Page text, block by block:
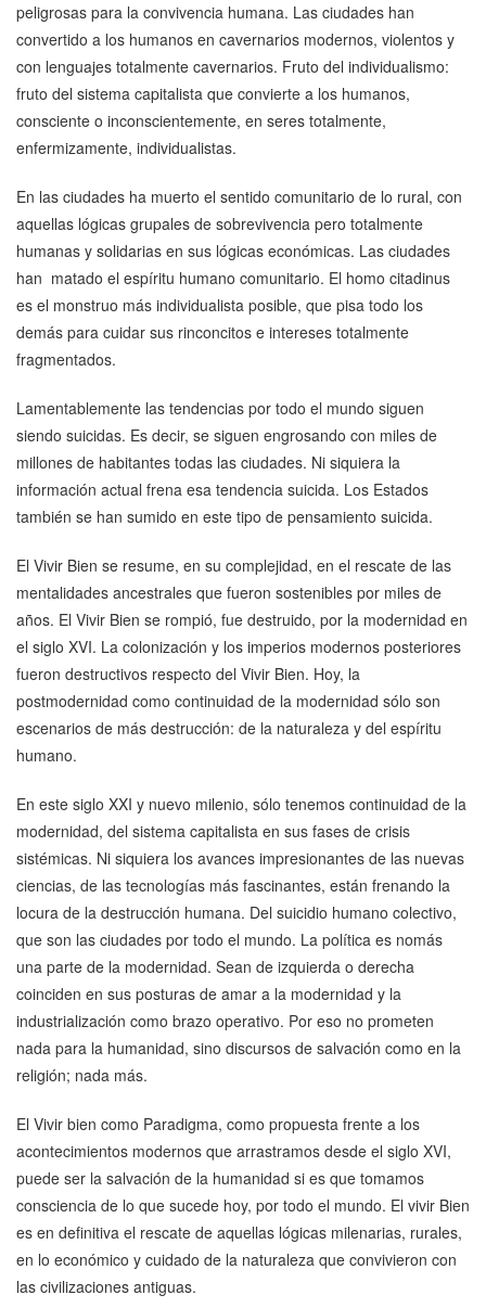
peligrosas para la convivencia humana. Las ciudades han
convertido a los humanos en cavernarios modernos, violentos y
con lenguajes totalmente cavernarios. Fruto del individualismo:
fruto del sistema capitalista que convierte a los humanos,
consciente o inconscientemente, en seres totalmente,
enfermizamente, individualistas.
En las ciudades ha muerto el sentido comunitario de lo rural, con
aquellas lógicas grupales de sobrevivencia pero totalmente
humanas y solidarias en sus lógicas económicas. Las ciudades
han matado el espíritu humano comunitario. El homo citadinus
es el monstruo más individualista posible, que pisa todo los
demás para cuidar sus rinconcitos e intereses totalmente
fragmentados.
Lamentablemente las tendencias por todo el mundo siguen
siendo suicidas. Es decir, se siguen engrosando con miles de
millones de habitantes todas las ciudades. Ni siquiera la
información actual frena esa tendencia suicida. Los Estados
también se han sumido en este tipo de pensamiento suicida.
El Vivir Bien se resume, en su complejidad, en el rescate de las
mentalidades ancestrales que fueron sostenibles por miles de
años. El Vivir Bien se rompió, fue destruido, por la modernidad en
el siglo XVI. La colonización y los imperios modernos posteriores
fueron destructivos respecto del Vivir Bien. Hoy, la
postmodernidad como continuidad de la modernidad sólo son
escenarios de más destrucción: de la naturaleza y del espíritu
humano.
En este siglo XXI y nuevo milenio, sólo tenemos continuidad de la
modernidad, del sistema capitalista en sus fases de crisis
sistémicas. Ni siquiera los avances impresionantes de las nuevas
ciencias, de las tecnologías más fascinantes, están frenando la
locura de la destrucción humana. Del suicidio humano colectivo,
que son las ciudades por todo el mundo. La política es nomás
una parte de la modernidad. Sean de izquierda o derecha
coinciden en sus posturas de amar a la modernidad y la
industrialización como brazo operativo. Por eso no prometen
nada para la humanidad, sino discursos de salvación como en la
religión; nada más.
El Vivir bien como Paradigma, como propuesta frente a los
acontecimientos modernos que arrastramos desde el siglo XVI,
puede ser la salvación de la humanidad si es que tomamos
consciencia de lo que sucede hoy, por todo el mundo. El vivir Bien
es en definitiva el rescate de aquellas lógicas milenarias, rurales,
en lo económico y cuidado de la naturaleza que convivieron con
las civilizaciones antiguas.